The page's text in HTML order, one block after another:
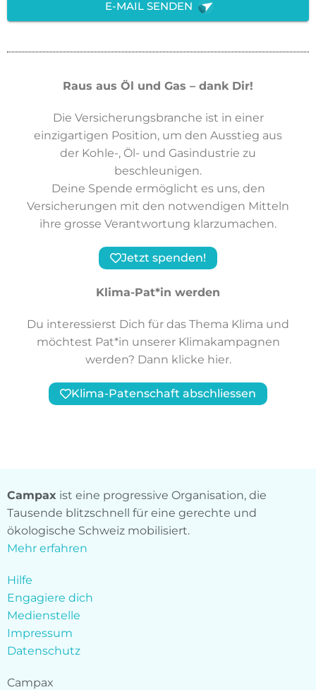
E-MAIL SENDEN
Raus aus Öl und Gas – dank Dir!
Die Versicherungsbranche ist in einer
einzigartigen Position, um den Ausstieg aus
der Kohle-, Öl- und Gasindustrie zu
beschleunigen.
Deine Spende ermöglicht es uns, den
Versicherungen mit den notwendigen Mitteln
ihre grosse Verantwortung klarzumachen.
Jetzt spenden!
Klima-Pat*in werden
Du interessierst Dich für das Thema Klima und
möchtest Pat*in unserer Klimakampagnen
werden? Dann klicke hier.
Klima-Patenschaft abschliessen
Campax ist eine progressive Organisation, die
Tausende blitzschnell für eine gerechte und
ökologische Schweiz mobilisiert.
Mehr erfahren
Hilfe
Engagiere dich
Medienstelle
Impressum
Datenschutz
Campax